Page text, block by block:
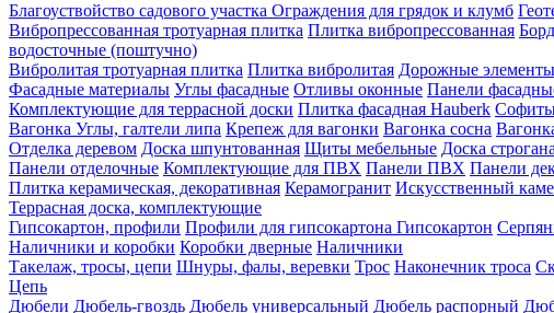
Благоуствойство садового участка Ограждения для грядок и клумб
Вибропрессованная тротуарная плитка Плитка вибропрессованная
водосточные (поштучно)
Вибролитая тротуарная плитка Плитка вибролитая Дорожные
Фасадные материалы Углы фасадные Отливы оконные Панели
Комплектующие для террасной доски Плитка фасадная Hauberk
Вагонка Углы, галтели липа Крепеж для вагонки Вагонка сосна
Отделка деревом Доска шпунтованная Щиты мебельные Доска
Панели отделочные Комплектующие для ПВХ Панели ПВХ Панели
Плитка керамическая, декоративная Керамогранит Искусственный
Террасная доска, комплектующие
Гипсокартон, профили Профили для гипсокартона Гипсокартон
Наличники и коробки Коробки дверные Наличники
Такелаж, тросы, цепи Шнуры, фалы, веревки Трос Наконечник троса
Цепь
Дюбели Дюбель-гвоздь Дюбель универсальный Дюбель распорный